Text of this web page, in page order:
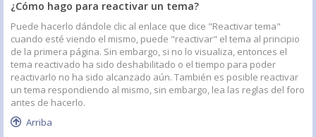
¿Cómo hago para reactivar un tema?
Puede hacerlo dándole clic al enlace que dice "Reactivar tema"
cuando esté viendo el mismo, puede "reactivar" el tema al principio
de la primera página. Sin embargo, si no lo visualiza, entonces el
tema reactivado ha sido deshabilitado o el tiempo para poder
reactivarlo no ha sido alcanzado aún. También es posible reactivar
un tema respondiendo al mismo, sin embargo, lea las reglas del foro
antes de hacerlo.
Arriba